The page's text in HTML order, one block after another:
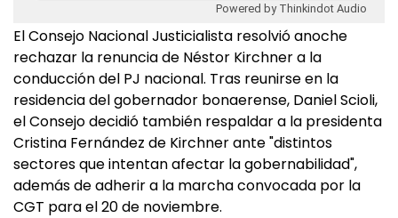
Powered by Thinkindot Audio
El Consejo Nacional Justicialista resolvió anoche
rechazar la renuncia de Néstor Kirchner a la
conducción del PJ nacional. Tras reunirse en la
residencia del gobernador bonaerense, Daniel Scioli,
el Consejo decidió también respaldar a la presidenta
Cristina Fernández de Kirchner ante "distintos
sectores que intentan afectar la gobernabilidad",
además de adherir a la marcha convocada por la
CGT para el 20 de noviembre.